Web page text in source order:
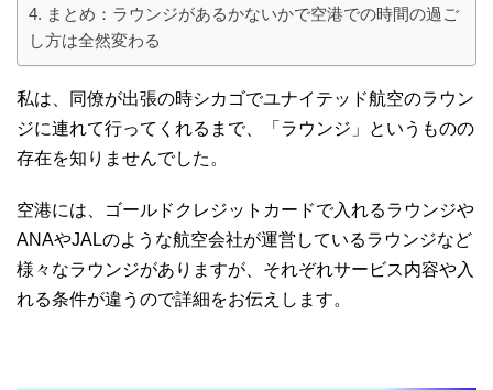
まとめ：ラウンジがあるかないかで空港での時間の過ご
し方は全然変わる
私は、同僚が出張の時シカゴでユナイテッド航空のラウン
ジに連れて行ってくれるまで、「ラウンジ」というものの
存在を知りませんでした。
空港には、ゴールドクレジットカードで入れるラウンジや
ANAやJALのような航空会社が運営しているラウンジなど
様々なラウンジがありますが、それぞれサービス内容や入
れる条件が違うので詳細をお伝えします。